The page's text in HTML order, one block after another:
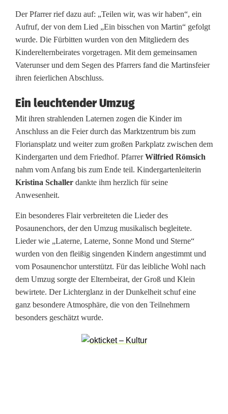
M
a
r
t
n
s
t
a
g
n
F
l
o
ß
m
Der Pfarrer rief dazu auf: „Teilen wir, was wir haben“, ein
Aufruf, der von dem Lied „Ein bisschen von Martin“ gefolgt
wurde. Die Fürbitten wurden von den Mitgliedern des
Kinderelternbeirates vorgetragen. Mit dem gemeinsamen
Vaterunser und dem Segen des Pfarrers fand die Martinsfeier
ihren feierlichen Abschluss.
Ein leuchtender Umzug
Mit ihren strahlenden Laternen zogen die Kinder im
Anschluss an die Feier durch das Marktzentrum bis zum
Floriansplatz und weiter zum großen Parkplatz zwischen dem
Kindergarten und dem Friedhof. PfarrerWilfried Römsich
nahm vom Anfang bis zum Ende teil. Kindergartenleiterin
Kristina Schaller dankte ihm herzlich für seine
Anwesenheit.
Ein besonderes Flair verbreiteten die Lieder des
Posaunenchors, der den Umzug musikalisch begleitete.
Lieder wie „Laterne, Laterne, Sonne Mond und Sterne“
wurden von den fleißig singenden Kindern angestimmt und
vom Posaunenchor unterstützt. Für das leibliche Wohl nach
dem Umzug sorgte der Elternbeirat, der Groß und Klein
bewirtete. Der Lichterglanz in der Dunkelheit schuf eine
ganz besondere Atmosphäre, die von den Teilnehmern
besonders geschätzt wurde.